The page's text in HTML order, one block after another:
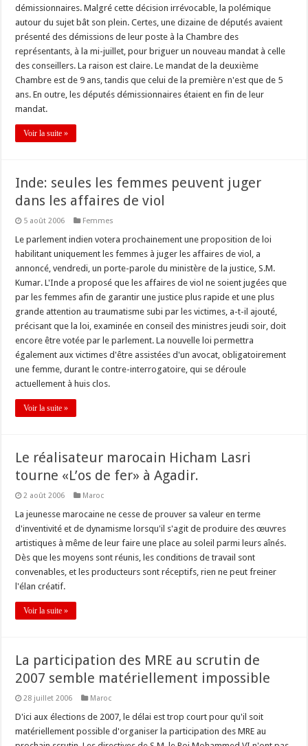
démissionnaires. Malgré cette décision irrévocable, la polémique
autour du sujet bât son plein. Certes, une dizaine de députés avaient
présenté des démissions de leur poste à la Chambre des
représentants, à la mi-juillet, pour briguer un nouveau mandat à celle
des conseillers. La raison est claire. Le mandat de la deuxième
Chambre est de 9 ans, tandis que celui de la première n'est que de 5
ans. En outre, les députés démissionnaires étaient en fin de leur
mandat.
Voir la suite »
Inde: seules les femmes peuvent juger
dans les affaires de viol
5 août 2006 Femmes
Le parlement indien votera prochainement une proposition de loi
habilitant uniquement les femmes à juger les affaires de viol, a
annoncé, vendredi, un porte-parole du ministère de la justice, S.M.
Kumar. L'Inde a proposé que les affaires de viol ne soient jugées que
par les femmes afin de garantir une justice plus rapide et une plus
grande attention au traumatisme subi par les victimes, a-t-il ajouté,
précisant que la loi, examinée en conseil des ministres jeudi soir, doit
encore être votée par le parlement. La nouvelle loi permettra
également aux victimes d'être assistées d'un avocat, obligatoirement
une femme, durant le contre-interrogatoire, qui se déroule
actuellement à huis clos.
Voir la suite »
Le réalisateur marocain Hicham Lasri
tourne «L’os de fer» à Agadir.
2 août 2006 Maroc
La jeunesse marocaine ne cesse de prouver sa valeur en terme
d'inventivité et de dynamisme lorsqu'il s'agit de produire des œuvres
artistiques à même de leur faire une place au soleil parmi leurs aînés.
Dès que les moyens sont réunis, les conditions de travail sont
convenables, et les producteurs sont réceptifs, rien ne peut freiner
l'élan créatif.
Voir la suite »
La participation des MRE au scrutin de
2007 semble matériellement impossible
28 juillet 2006 Maroc
D'ici aux élections de 2007, le délai est trop court pour qu'il soit
matériellement possible d'organiser la participation des MRE au